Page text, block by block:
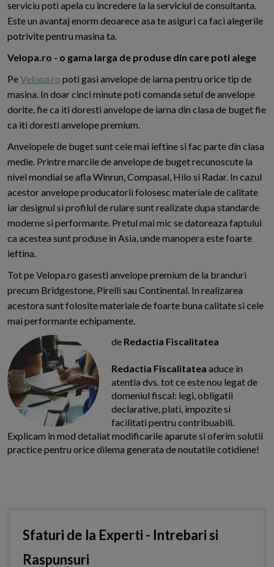
serviciu poti apela cu incredere la la serviciul de consultanta.
Este un avantaj enorm deoarece asa te asiguri ca faci alegerile
potrivite pentru masina ta.
Velopa.ro - o gama larga de produse din care poti alege
PeVelopa.ro poti gasi anvelope de iarna pentru orice tip de
masina. In doar cinci minute poti comanda setul de anvelope
dorite, fie ca iti doresti anvelope de iarna din clasa de buget fie
ca iti doresti anvelope premium.
Anvelopele de buget sunt cele mai ieftine si fac parte din clasa
medie. Printre marcile de anvelope de buget recunoscute la
nivel mondial se afla Winrun, Compasal, Hilo si Radar. In cazul
acestor anvelope producatorii folosesc materiale de calitate
iar designul si profilul de rulare sunt realizate dupa standarde
moderne si performante. Pretul mai mic se datoreaza faptului
ca acestea sunt produse in Asia, unde manopera este foarte
ieftina.
Tot pe Velopa.ro gasesti anvelope premium de la branduri
precum Bridgestone, Pirelli sau Continental. In realizarea
acestora sunt folosite materiale de foarte buna calitate si cele
mai performante echipamente.
de Redactia Fiscalitatea
Redactia Fiscalitatea aduce in
atentia dvs. tot ce este nou legat de
domeniul fiscal: legi, obligatii
declarative, plati, impozite si
facilitati pentru contribuabili.
Explicam in mod detaliat modificarile aparute si oferim solutii
practice pentru orice dilema generata de noutatile cotidiene!
Sfaturi de la Experti - Intrebari si
Raspunsuri